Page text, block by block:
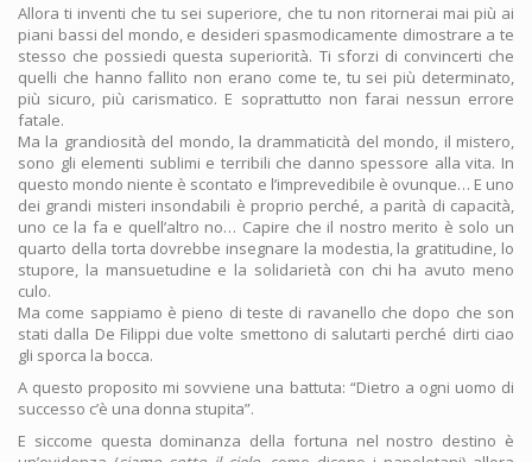
Allora ti inventi che tu sei superiore, che tu non ritornerai mai più ai
piani bassi del mondo, e desideri spasmodicamente dimostrare a te
stesso che possiedi questa superiorità. Ti sforzi di convincerti che
quelli che hanno fallito non erano come te, tu sei più determinato,
più sicuro, più carismatico. E soprattutto non farai nessun errore
fatale.
Ma la grandiosità del mondo, la drammaticità del mondo, il mistero,
sono gli elementi sublimi e terribili che danno spessore alla vita. In
questo mondo niente è scontato e l’imprevedibile è ovunque… E uno
dei grandi misteri insondabili è proprio perché, a parità di capacità,
uno ce la fa e quell’altro no… Capire che il nostro merito è solo un
quarto della torta dovrebbe insegnare la modestia, la gratitudine, lo
stupore, la mansuetudine e la solidarietà con chi ha avuto meno
culo.
Ma come sappiamo è pieno di teste di ravanello che dopo che son
stati dalla De Filippi due volte smettono di salutarti perché dirti ciao
gli sporca la bocca.
A questo proposito mi sovviene una battuta: “Dietro a ogni uomo di
successo c’è una donna stupita”.
E siccome questa dominanza della fortuna nel nostro destino è